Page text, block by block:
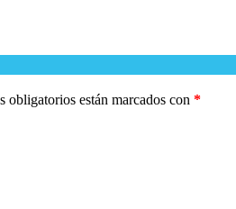
obligatorios están marcados con *